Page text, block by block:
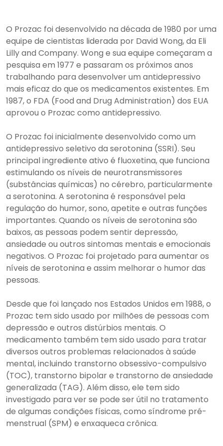
O Prozac foi desenvolvido na década de 1980 por uma
equipe de cientistas liderada por David Wong, da Eli
Lilly and Company. Wong e sua equipe começaram a
pesquisa em 1977 e passaram os próximos anos
trabalhando para desenvolver um antidepressivo
mais eficaz do que os medicamentos existentes. Em
1987, o FDA (Food and Drug Administration) dos EUA
aprovou o Prozac como antidepressivo.
O Prozac foi inicialmente desenvolvido como um
antidepressivo seletivo da serotonina (SSRI). Seu
principal ingrediente ativo é fluoxetina, que funciona
estimulando os níveis de neurotransmissores
(substâncias químicas) no cérebro, particularmente
a serotonina. A serotonina é responsável pela
regulação do humor, sono, apetite e outras funções
importantes. Quando os níveis de serotonina são
baixos, as pessoas podem sentir depressão,
ansiedade ou outros sintomas mentais e emocionais
negativos. O Prozac foi projetado para aumentar os
níveis de serotonina e assim melhorar o humor das
pessoas.
Desde que foi lançado nos Estados Unidos em 1988, o
Prozac tem sido usado por milhões de pessoas com
depressão e outros distúrbios mentais. O
medicamento também tem sido usado para tratar
diversos outros problemas relacionados à saúde
mental, incluindo transtorno obsessivo-compulsivo
(TOC), transtorno bipolar e transtorno de ansiedade
generalizada (TAG). Além disso, ele tem sido
investigado para ver se pode ser útil no tratamento
de algumas condições físicas, como síndrome pré-
menstrual (SPM) e enxaqueca crônica.